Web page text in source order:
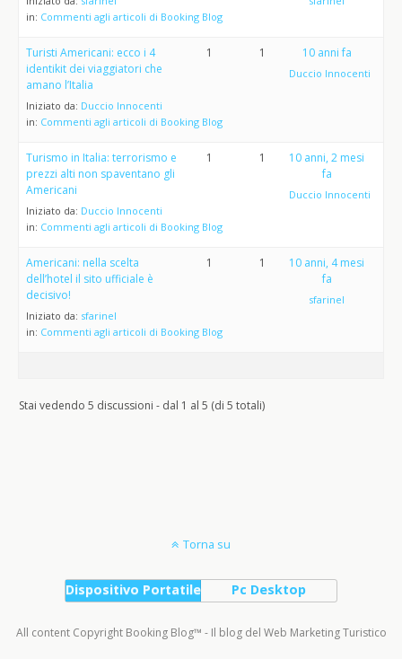
in: Commenti agli articoli di Booking Blog
Turisti Americani: ecco i 4
identikit dei viaggiatori che
amano l’Italia
Iniziato da: Duccio Innocenti
in: Commenti agli articoli di Booking Blog
1 1 10 anni fa
Duccio Innocenti
Turismo in Italia: terrorismo e
prezzi alti non spaventano gli
Americani
Iniziato da: Duccio Innocenti
in: Commenti agli articoli di Booking Blog
1 1
10 anni, 2 mesi
fa
Duccio Innocenti
Americani: nella scelta
dell’hotel il sito ufficiale è
decisivo!
Iniziato da: sfarinel
in: Commenti agli articoli di Booking Blog
1 1
10 anni, 4 mesi
fa
sfarinel
Stai vedendo 5 discussioni - dal 1 al 5 (di 5 totali)
Torna su
Dispositivo Portatile Pc Desktop
All content Copyright Booking Blog™ - Il blog del Web Marketing Turistico